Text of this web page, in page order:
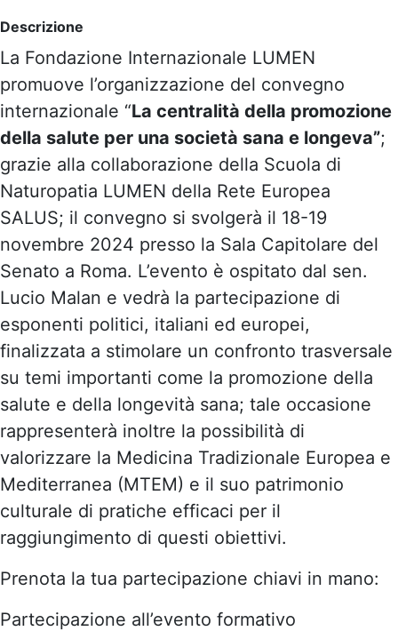
PER
UNA
SANA
E
LONGEVA
–
convegno
pasti
quantità
Descrizione
La Fondazione Internazionale LUMEN
promuove l’organizzazione del convegno
internazionale “La centralità della promozione
della salute per una società sana e longeva”;
grazie alla collaborazione della Scuola di
Naturopatia LUMEN della Rete Europea
SALUS; il convegno si svolgerà il 18-19
novembre 2024 presso la Sala Capitolare del
Senato a Roma. L’evento è ospitato dal sen.
Lucio Malan e vedrà la partecipazione di
esponenti politici, italiani ed europei,
finalizzata a stimolare un confronto trasversale
su temi importanti come la promozione della
salute e della longevità sana; tale occasione
rappresenterà inoltre la possibilità di
valorizzare la Medicina Tradizionale Europea e
Mediterranea (MTEM) e il suo patrimonio
culturale di pratiche efficaci per il
raggiungimento di questi obiettivi.
Prenota la tua partecipazione chiavi in mano:
Partecipazione all’evento formativo